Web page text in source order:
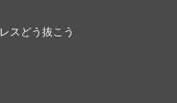
スどう抜こう